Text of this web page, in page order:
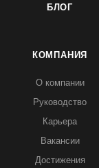
БЛОГ
КОМПАНИЯ
О компании
Руководство
Карьера
Вакансии
Достижения